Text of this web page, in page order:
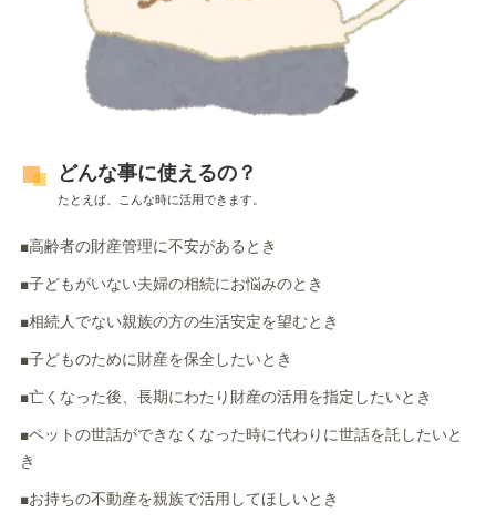
どんな事に使えるの？
たとえば、こんな時に活用できます。
■高齢者の財産管理に不安があるとき
■子どもがいない夫婦の相続にお悩みのとき
■相続人でない親族の方の生活安定を望むとき
■子どものために財産を保全したいとき
■亡くなった後、長期にわたり財産の活用を指定したいとき
■ペットの世話ができなくなった時に代わりに世話を託したいと
き
■お持ちの不動産を親族で活用してほしいとき